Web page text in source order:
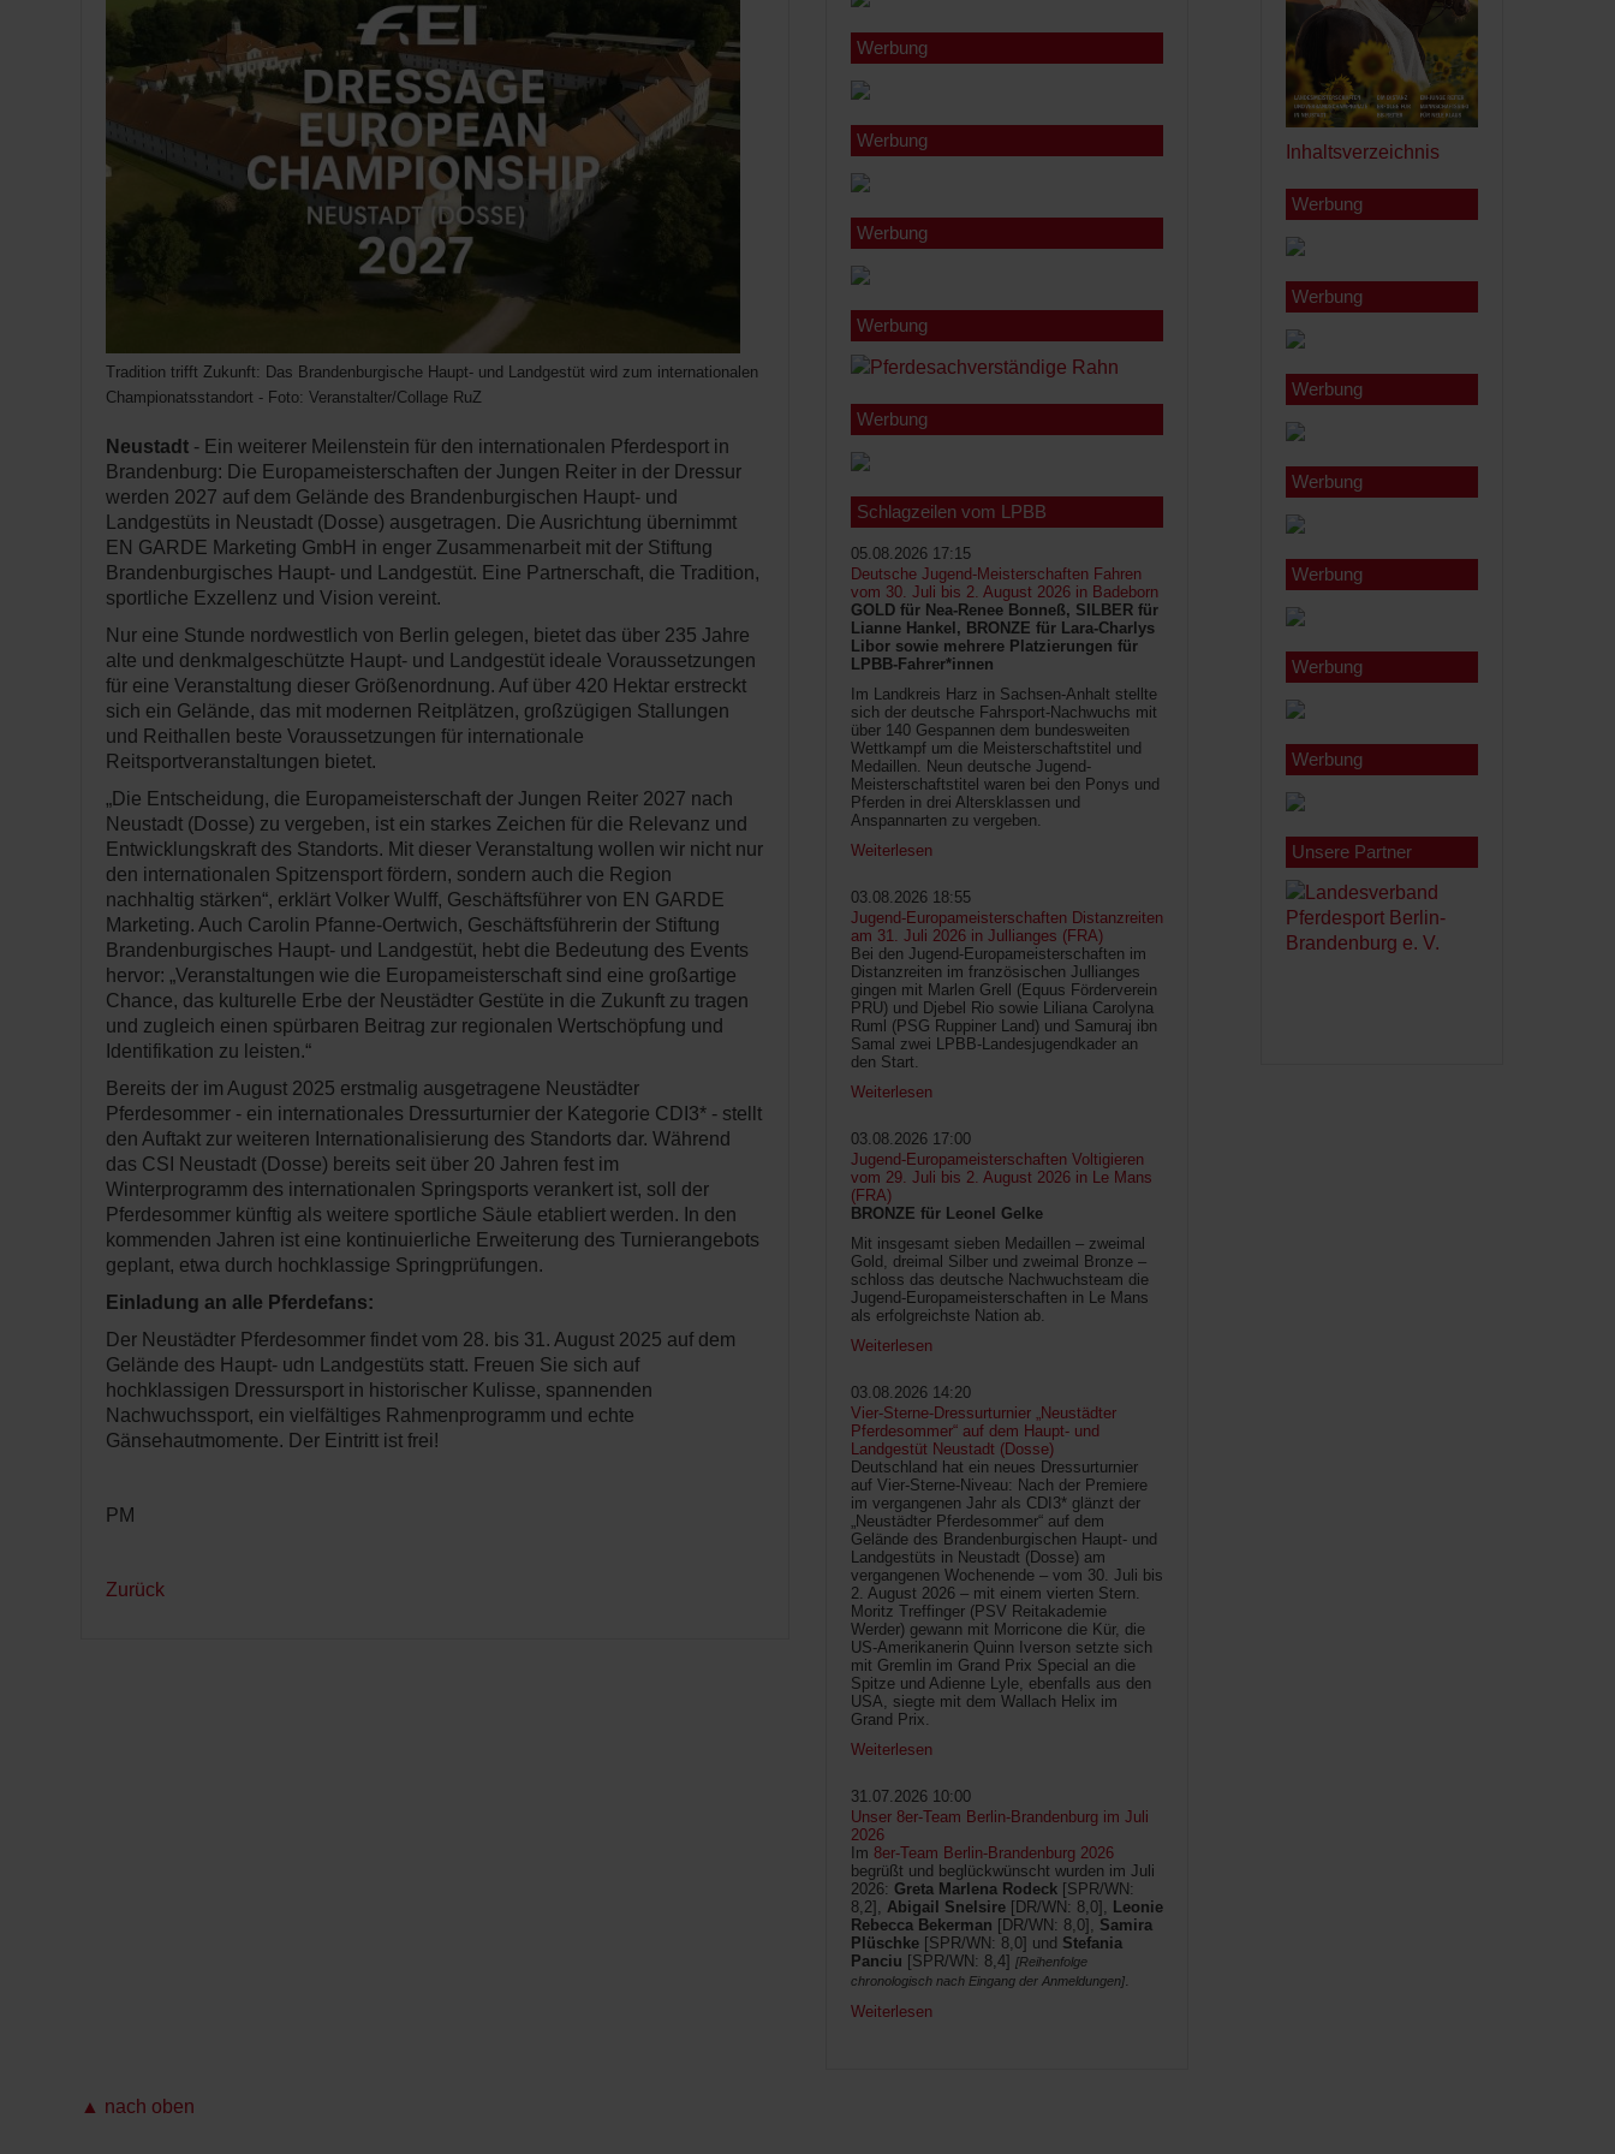
Tradition trifft Zukunft: Das Brandenburgische Haupt- und Landgestüt wird zum internationalen
Championatsstandort - Foto: Veranstalter/Collage RuZ
Neustadt - Ein weiterer Meilenstein für den internationalen Pferdesport in
Brandenburg: Die Europameisterschaften der Jungen Reiter in der Dressur
werden 2027 auf dem Gelände des Brandenburgischen Haupt- und
Landgestüts in Neustadt (Dosse) ausgetragen. Die Ausrichtung übernimmt
EN GARDE Marketing GmbH in enger Zusammenarbeit mit der Stiftung
Brandenburgisches Haupt- und Landgestüt. Eine Partnerschaft, die Tradition,
sportliche Exzellenz und Vision vereint.
Nur eine Stunde nordwestlich von Berlin gelegen, bietet das über 235 Jahre
alte und denkmalgeschützte Haupt- und Landgestüt ideale Voraussetzungen
für eine Veranstaltung dieser Größenordnung. Auf über 420 Hektar erstreckt
sich ein Gelände, das mit modernen Reitplätzen, großzügigen Stallungen
und Reithallen beste Voraussetzungen für internationale
Reitsportveranstaltungen bietet.
„Die Entscheidung, die Europameisterschaft der Jungen Reiter 2027 nach
Neustadt (Dosse) zu vergeben, ist ein starkes Zeichen für die Relevanz und
Entwicklungskraft des Standorts. Mit dieser Veranstaltung wollen wir nicht nur
den internationalen Spitzensport fördern, sondern auch die Region
nachhaltig stärken“, erklärt Volker Wulff, Geschäftsführer von EN GARDE
Marketing. Auch Carolin Pfanne-Oertwich, Geschäftsführerin der Stiftung
Brandenburgisches Haupt- und Landgestüt, hebt die Bedeutung des Events
hervor: „Veranstaltungen wie die Europameisterschaft sind eine großartige
Chance, das kulturelle Erbe der Neustädter Gestüte in die Zukunft zu tragen
und zugleich einen spürbaren Beitrag zur regionalen Wertschöpfung und
Identifikation zu leisten.“
Bereits der im August 2025 erstmalig ausgetragene Neustädter
Pferdesommer - ein internationales Dressurturnier der Kategorie CDI3* - stellt
den Auftakt zur weiteren Internationalisierung des Standorts dar. Während
das CSI Neustadt (Dosse) bereits seit über 20 Jahren fest im
Winterprogramm des internationalen Springsports verankert ist, soll der
Pferdesommer künftig als weitere sportliche Säule etabliert werden. In den
kommenden Jahren ist eine kontinuierliche Erweiterung des Turnierangebots
geplant, etwa durch hochklassige Springprüfungen.
Einladung an alle Pferdefans:
Der Neustädter Pferdesommer findet vom 28. bis 31. August 2025 auf dem
Gelände des Haupt- udn Landgestüts statt. Freuen Sie sich auf
hochklassigen Dressursport in historischer Kulisse, spannenden
Nachwuchssport, ein vielfältiges Rahmenprogramm und echte
Gänsehautmomente. Der Eintritt ist frei!
PM
Zurück
Werbung
Werbung
Werbung
Werbung
Werbung
Schlagzeilen vom LPBB
05.08.2026 17:15
Deutsche Jugend-Meisterschaften Fahren
vom 30. Juli bis 2. August 2026 in Badeborn
GOLD für Nea-Renee Bonneß, SILBER für
Lianne Hankel, BRONZE für Lara-Charlys
Libor sowie mehrere Platzierungen für
LPBB-Fahrer*innen
Im Landkreis Harz in Sachsen-Anhalt stellte
sich der deutsche Fahrsport-Nachwuchs mit
über 140 Gespannen dem bundesweiten
Wettkampf um die Meisterschaftstitel und
Medaillen. Neun deutsche Jugend-
Meisterschaftstitel waren bei den Ponys und
Pferden in drei Altersklassen und
Anspannarten zu vergeben.
Weiterlesen
03.08.2026 18:55
Jugend-Europameisterschaften Distanzreiten
am 31. Juli 2026 in Jullianges (FRA)
Bei den Jugend-Europameisterschaften im
Distanzreiten im französischen Jullianges
gingen mit Marlen Grell (Equus Förderverein
PRU) und Djebel Rio sowie Liliana Carolyna
Ruml (PSG Ruppiner Land) und Samuraj ibn
Samal zwei LPBB-Landesjugendkader an
den Start.
Weiterlesen
03.08.2026 17:00
Jugend-Europameisterschaften Voltigieren
vom 29. Juli bis 2. August 2026 in Le Mans
(FRA)
BRONZE für Leonel Gelke
Mit insgesamt sieben Medaillen – zweimal
Gold, dreimal Silber und zweimal Bronze –
schloss das deutsche Nachwuchsteam die
Jugend-Europameisterschaften in Le Mans
als erfolgreichste Nation ab.
Weiterlesen
03.08.2026 14:20
Vier-Sterne-Dressurturnier „Neustädter
Pferdesommer“ auf dem Haupt- und
Landgestüt Neustadt (Dosse)
Deutschland hat ein neues Dressurturnier
auf Vier-Sterne-Niveau: Nach der Premiere
im vergangenen Jahr als CDI3* glänzt der
„Neustädter Pferdesommer“ auf dem
Gelände des Brandenburgischen Haupt- und
Landgestüts in Neustadt (Dosse) am
vergangenen Wochenende – vom 30. Juli bis
2. August 2026 – mit einem vierten Stern.
Moritz Treffinger (PSV Reitakademie
Werder) gewann mit Morricone die Kür, die
US-Amerikanerin Quinn Iverson setzte sich
mit Gremlin im Grand Prix Special an die
Spitze und Adienne Lyle, ebenfalls aus den
USA, siegte mit dem Wallach Helix im
Grand Prix.
Weiterlesen
31.07.2026 10:00
Unser 8er-Team Berlin-Brandenburg im Juli
2026
Im 8er-Team Berlin-Brandenburg 2026
begrüßt und beglückwünscht wurden im Juli
2026: Greta Marlena Rodeck [SPR/WN:
8,2], Abigail Snelsire [DR/WN: 8,0], Leonie
Rebecca Bekerman [DR/WN: 8,0], Samira
Plüschke [SPR/WN: 8,0] und Stefania
Panciu [SPR/WN: 8,4] [Reihenfolge
chronologisch nach Eingang der Anmeldungen].
Weiterlesen
Inhaltsverzeichnis
Werbung
Werbung
Werbung
Werbung
Werbung
Werbung
Werbung
Unsere Partner
▲ nach oben